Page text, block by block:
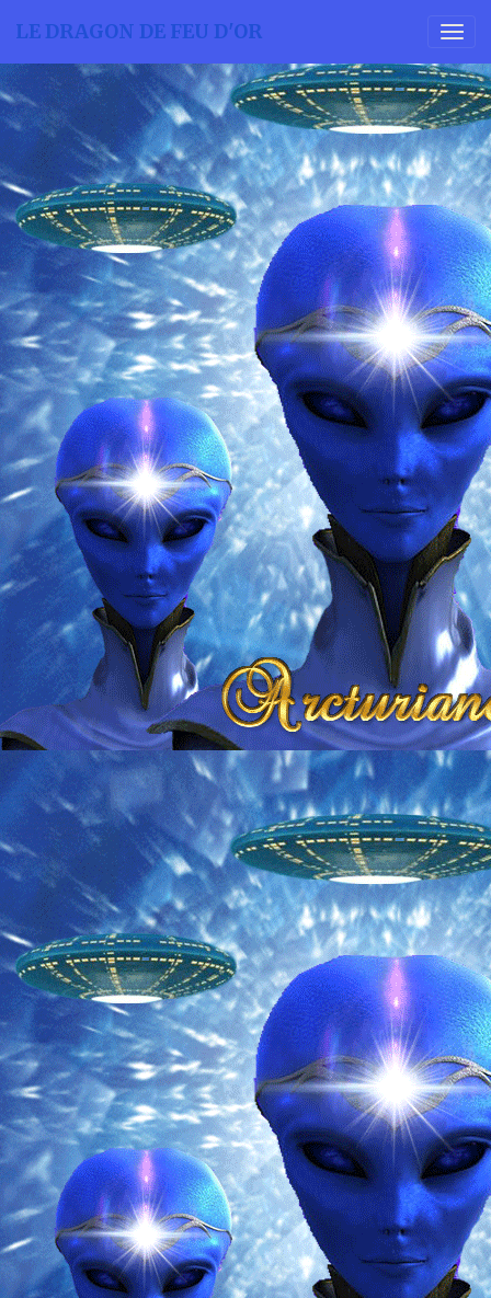
LE DRAGON DE FEU D'OR